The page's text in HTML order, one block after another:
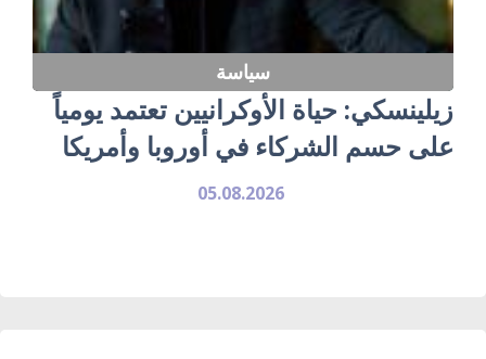
سياسة
زيلينسكي: حياة الأوكرانيين تعتمد يومياً
على حسم الشركاء في أوروبا وأمريكا
05.08.2026